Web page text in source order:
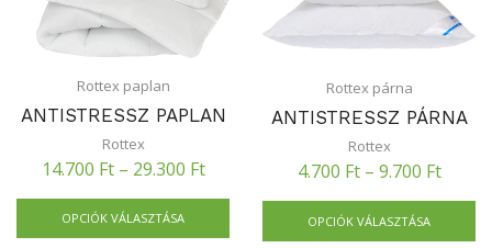
Rottex paplan
ANTISTRESSZ PAPLAN
Rottex
14.700 Ft– 29.300 Ft
OPCIÓK VÁLASZTÁSA
Rottex párna
ANTISTRESSZ PÁRNA
Rottex
4.700 Ft– 9.700 Ft
OPCIÓK VÁLASZTÁSA